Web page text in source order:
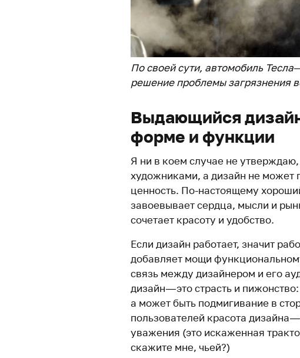
По своей сути, автомобиль Тесла
решение проблемы загрязнения
Выдающийся
форме и функции
Я ни в коем случае не
художниками, а дизайн не может
ценность. По-настоящему
завоевывает сердца, мысли и
сочетает красоту и удобство.
Если дизайн работает, значит
добавляет мощи
связь между дизайнером и его
дизайн — это страсть и
а может быть подмигивание в
пользователей красота дизайна
уважения (это искаженная
скажите мне, чьей?)